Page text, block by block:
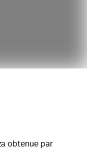
obtenue par